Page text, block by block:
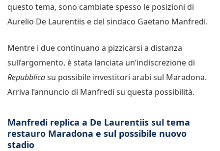
questo tema, sono cambiate spesso le posizioni di
Aurelio De Laurentiis e del sindaco Gaetano Manfredi.
Mentre i due continuano a pizzicarsi a distanza
sull’argomento, è stata lanciata un’indiscrezione di
Repubblicasu possibile investitori arabi sul Maradona.
Arriva l’annuncio di Manfredi su questa possibilità.
Manfredi replica a De Laurentiis sul tema
restauro Maradona e sul possibile nuovo
stadio